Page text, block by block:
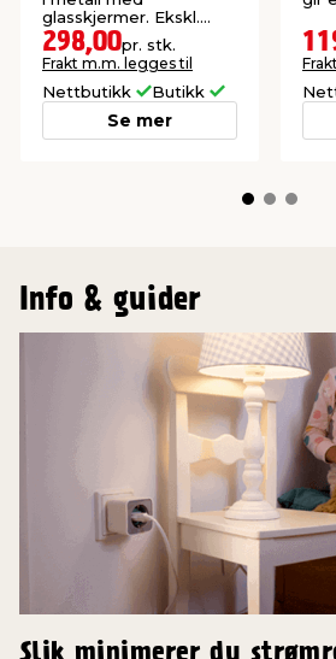
glasskjermer. Ekskl.
lyskilder.
298,00pr. stk.
Frakt m.m. legges til
Nettbutikk Butikk
Se mer
Info & guider
Slik minimerer du